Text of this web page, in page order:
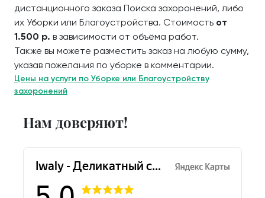
дистанционного заказа Поиска захоронений, либо
их Уборки или Благоустройства. Стоимость от
1.500 р. в зависимости от объёма работ.
Также вы можете разместить заказ на любую сумму,
указав пожелания по уборке в комментарии.
Цены на услуги по Уборке или Благоустройству
захоронений
Нам доверяют!